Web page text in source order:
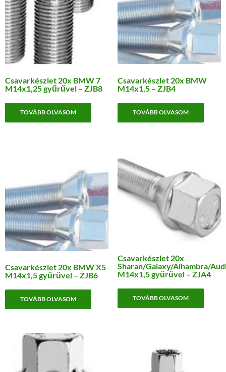
Csavarkészlet 20x BMW 7
M14x1,25 gyűrűvel – ZJB8
TOVÁBB OLVASOM
Csavarkészlet 20x BMW
M14x1,5 – ZJB4
TOVÁBB OLVASOM
Csavarkészlet 20x BMW X5
M14x1,5 gyűrűvel – ZJB6
TOVÁBB OLVASOM
Csavarkészlet 20x
Sharan/Galaxy/Alhambra/
M14x1,5 gyűrűvel – ZJA4
TOVÁBB OLVASOM